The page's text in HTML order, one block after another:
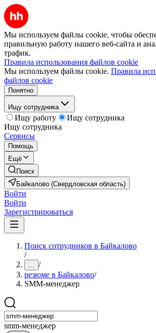
Мы используем файлы cookie, чтобы
правильную работу нашего веб-сайта и
трафик.
Правила использования файлов cookie
Мы используем файлы cookie. Правила
файлов cookie
Понятно
Ищу сотрудника
Ищу работу
Ищу сотрудника
Ищу сотрудника
Сервисы
Помощь
Ещё
Поиск
Байкалово (Свердловская область)
Войти
Войти
Зарегистрироваться
Поиск сотрудников в Байкалово
/
... /
резюме в Байкалово/
SMM-менеджер
smm-менеджер